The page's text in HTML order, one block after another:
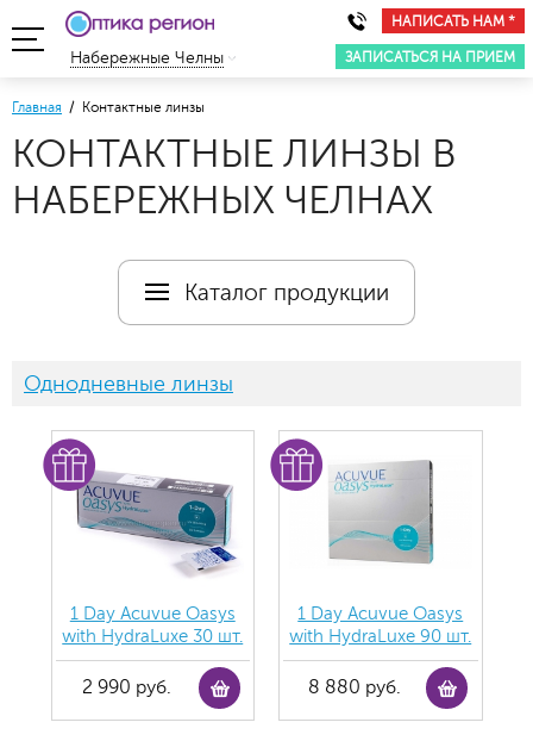
НАПИСАТЬ НАМ *
ЗАПИСАТЬСЯ НА ПРИЕМ
Набережные Челны
Главная / Контактные линзы
КОНТАКТНЫЕ ЛИНЗЫ В
НАБЕРЕЖНЫХ ЧЕЛНАХ
Каталог продукции
Однодневные линзы
1 Day Acuvue Oasys
with HydraLuxe 30 шт.
2 990 руб.
1 Day Acuvue Oasys
with HydraLuxe 90 шт.
8 880 руб.